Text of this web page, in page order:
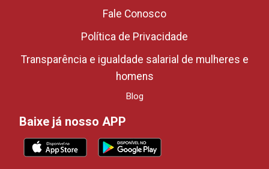
Fale Conosco
Política de Privacidade
Transparência e igualdade salarial de mulheres e
homens
Blog
Baixe já nosso APP